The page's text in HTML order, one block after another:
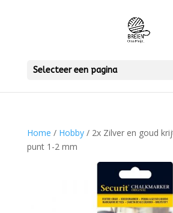
Selecteer een pagina
Home / Hobby/ 2x Zilver en goud
punt 1-2 mm